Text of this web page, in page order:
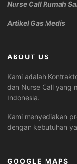
Nurse Call Rumah
Artikel Gas Medis
ABOUT US
Kami adalah
dan Nurse Call yang
Indonesia.
Kami menyediakan
dengan kebutuhan
GOOGLE MAPS